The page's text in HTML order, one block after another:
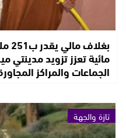
مائية تعزز تزويد
الجماعات والمراكز
تازة والجهة